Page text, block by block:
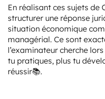
En réalisant ces sujets de
structurer une réponse
situation économique
managérial. Ce sont
l’examinateur cherche
tu pratiques, plus tu
réussir📚.